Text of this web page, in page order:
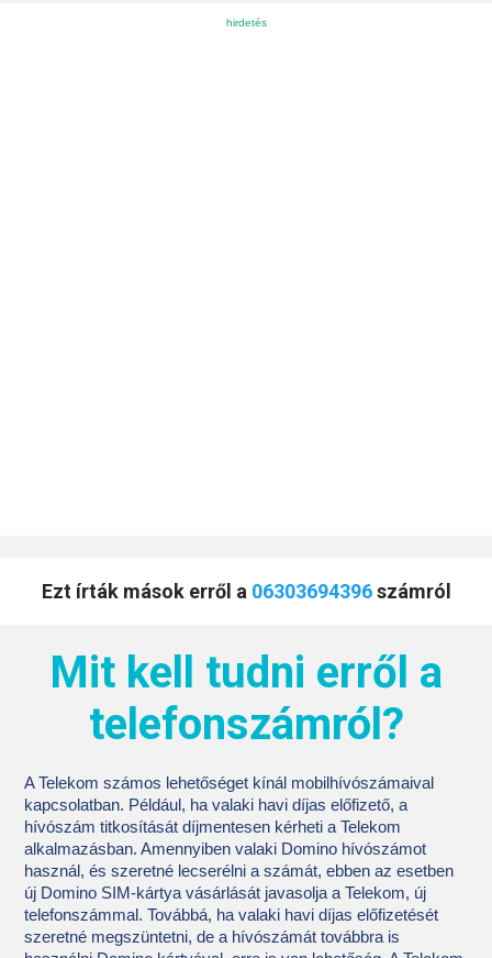
Ezt írták mások erről a 06303694396számról
Mit kell tudni erről a
telefonszámról?
A Telekom számos lehetőséget kínál mobilhívószámaival
kapcsolatban. Például, ha valaki havi díjas előfizető, a
hívószám titkosítását díjmentesen kérheti a Telekom
alkalmazásban. Amennyiben valaki Domino hívószámot
használ, és szeretné lecserélni a számát, ebben az esetben
új Domino SIM-kártya vásárlását javasolja a Telekom, új
telefonszámmal. Továbbá, ha valaki havi díjas előfizetését
szeretné megszüntetni, de a hívószámát továbbra is